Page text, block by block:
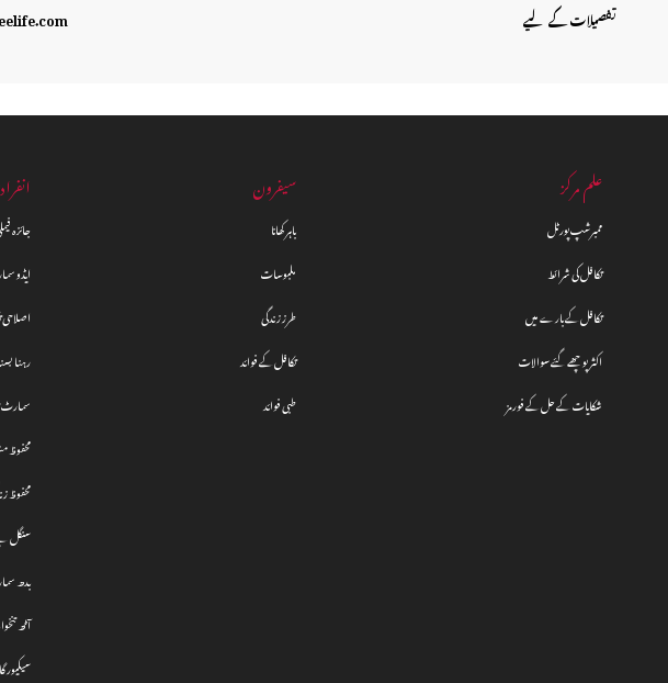
تفصیلات کے لیے
علم مرکز
ممبرشپ پورٹل
تکافل کی شرائط
تکافل کے بارے میں
اکثر پوچھے گئے سوالات
شکایات کے حل کے فورمز
سیفرون
باہر کھانا
ملبوسات
طرز زندگی
تکافل کے فوائد
طبی فوائد
جائزہ
ایڈو
رہنا
سمارٹ
محفوظ
محفوظ
سنگل
بدھ
آٹھ
سیکیور